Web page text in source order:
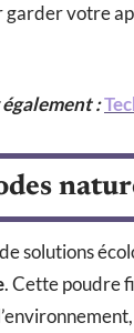
garder votre
:
solutions
. Cette poudre